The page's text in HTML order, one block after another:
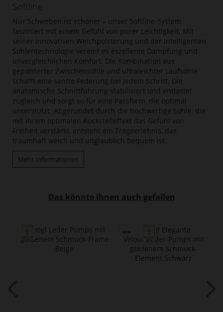
Softline
Nur Schweben ist schöner – unser Softline-System
fasziniert mit einem Gefühl von purer Leichtigkeit. Mit
seiner innovativen Weichpolsterung und der intelligenten
Sohlentechnologie vereint es exzellente Dämpfung und
unvergleichlichen Komfort. Die Kombination aus
gepolsterter Zwischensohle und ultraleichter Laufsohle
schafft eine sanfte Federung bei jedem Schritt. Die
anatomische Schnittführung stabilisiert und entlastet
zugleich und sorgt so für eine Passform, die optimal
unterstützt. Abgerundet durch die hochwertige Sohle, die
mit ihrem optimalen Rückstelleffekt das Gefühl von
Freiheit verstärkt, entsteht ein Trageerlebnis, das
traumhaft weich und unglaublich bequem ist.
Mehr Informationen
Das könnte Ihnen auch gefallen